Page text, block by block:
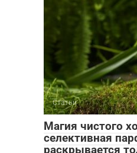
Статьи
Магия чистого
селективная
раскрывается